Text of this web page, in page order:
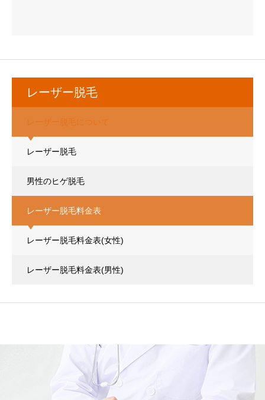
レーザー脱毛
レーザー脱毛について
レーザー脱毛
男性のヒゲ脱毛
レーザー脱毛料金表
レーザー脱毛料金表(女性)
レーザー脱毛料金表(男性)